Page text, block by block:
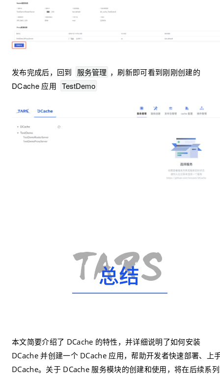
发布完成后，回到 服务管理 ，刷新即可看到刚刚创建的
DCache 应用 TestDemo
本文简要介绍了 DCache 的特性，并详细说明了如何安装
DCache 并创建一个 DCache 应用，帮助开发者快速部署、上
DCache。关于 DCache 服务模块的创建和使用，将在后续系